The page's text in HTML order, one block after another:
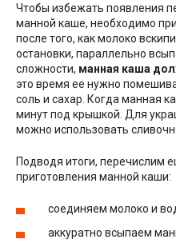
Чтобы избежать появления
манной каше, необходимо
после того, как молоко
остановки, параллельно
сложности, манная каша
это время ее нужно
соль и сахар. Когда манная
минут под крышкой. Для
можно использовать
Подводя итоги, перечислим
приготовления манной каши:
соединяем молоко и
аккуратно всыпаем